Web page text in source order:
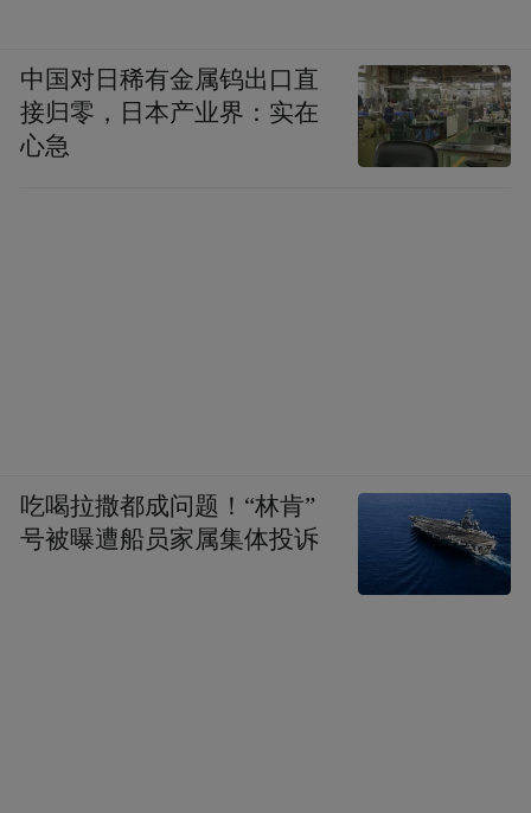
中国对日稀有金属钨出口直
接归零，日本产业界：实在
心急
吃喝拉撒都成问题！“林肯”
号被曝遭船员家属集体投诉